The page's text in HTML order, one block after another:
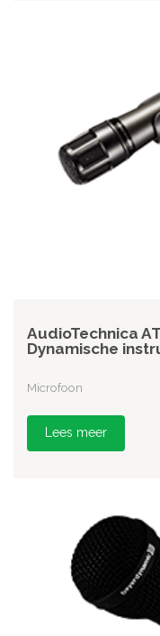
AudioTechnica
Dynamische
Microfoon
Lees meer